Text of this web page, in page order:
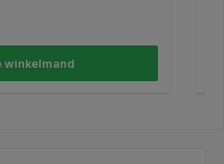
beschikbaar
winkelmand